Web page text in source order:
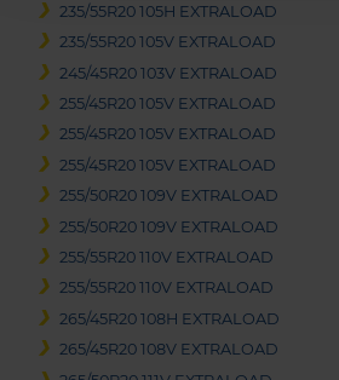
235/55R20 105H EXTRALOAD
235/55R20 105V EXTRALOAD
245/45R20 103V EXTRALOAD
255/45R20 105V EXTRALOAD
255/45R20 105V EXTRALOAD
255/45R20 105V EXTRALOAD
255/50R20 109V EXTRALOAD
255/50R20 109V EXTRALOAD
255/55R20 110V EXTRALOAD
255/55R20 110V EXTRALOAD
265/45R20 108H EXTRALOAD
265/45R20 108V EXTRALOAD